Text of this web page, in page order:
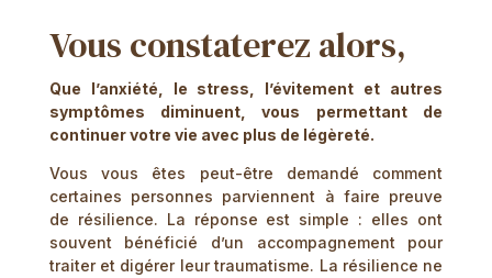
Vous constaterez alors,
Que l’anxiété, le stress, l’évitement et autres
symptômes diminuent, vous permettant de
continuer votre vie avec plus de légèreté.
Vous vous êtes peut-être demandé comment
certaines personnes parviennent à faire preuve
de résilience. La réponse est simple : elles ont
souvent bénéficié d’un accompagnement pour
traiter et digérer leur traumatisme. La résilience ne